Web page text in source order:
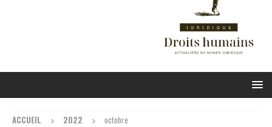
ACCUEIL 2022 octobre